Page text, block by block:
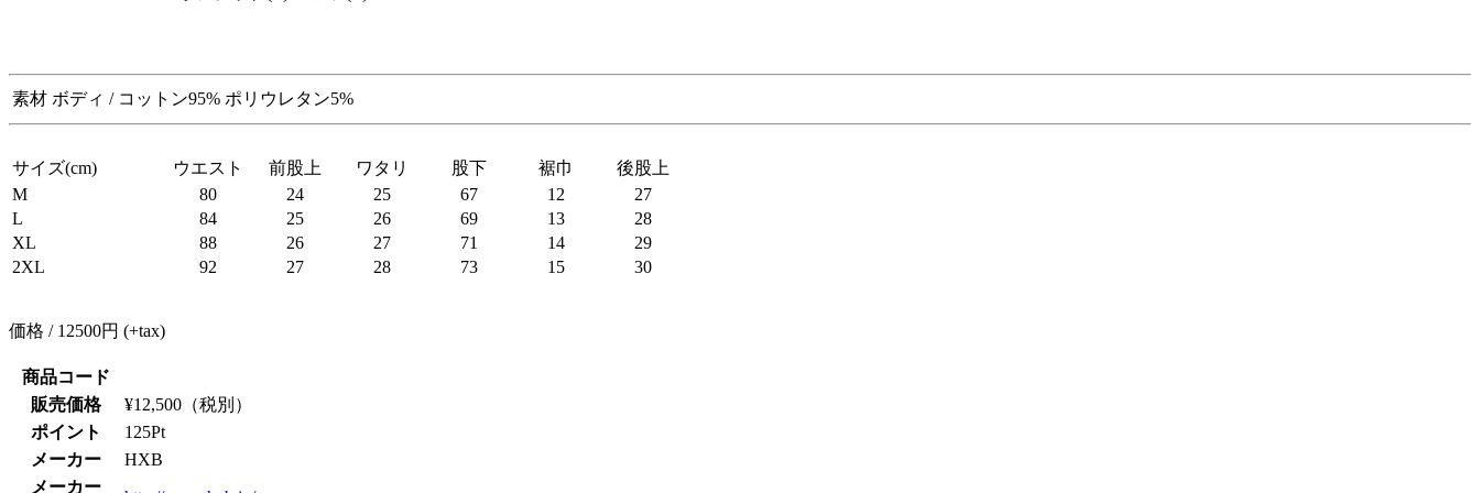
素材 ボディ / コットン95% ポリウレタン5%
サイズ(cm) ウエスト 前股上 ワタリ 股下 裾巾
後股上
M
80 24 25 67 12
27
L
84 25 26 69 13
28
XL
88 26 27 71 14
29
2XL
92 27 28 73 15 30
価格 / 12500円 (+tax)
商品コード
販売価格
¥12,500 （税別）
ポイント
125Pt
メーカー
HXB
メーカー